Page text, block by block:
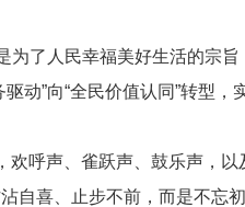
了人民幸福美好生活的宗旨
”向“全民价值认同”转型，
欢呼声、雀跃声、鼓乐声，
自喜、止步不前，而是不忘